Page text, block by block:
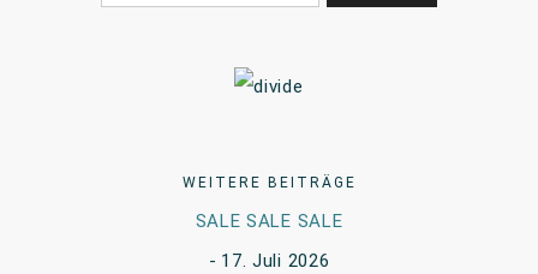
WEITERE BEITRÄGE
SALE SALE SALE
17. Juli 2026